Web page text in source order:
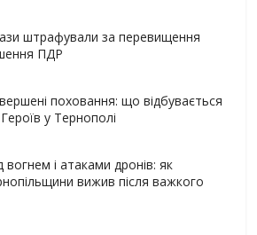
штрафували за перевищення
ПДР
поховання: що відбувається
у Тернополі
і атаками дронів: як
вижив після важкого